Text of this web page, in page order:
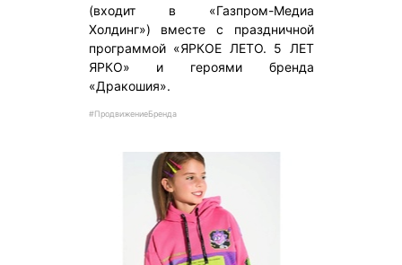
(входит в «Газпром-Медиа
Холдинг») вместе с праздничной
программой «ЯРКОЕ ЛЕТО. 5 ЛЕТ
ЯРКО» и героями бренда
«Дракошия».
#ПродвижениеБренда